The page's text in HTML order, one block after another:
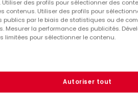
RéfatHome
Réf Agence
des profils pour sélectionner des
contenus. Utiliser des profils pour
publics par le biais de statistiques ou de
la performance des publicités.
limitées pour sélectionner le contenu.
Autoriser tout